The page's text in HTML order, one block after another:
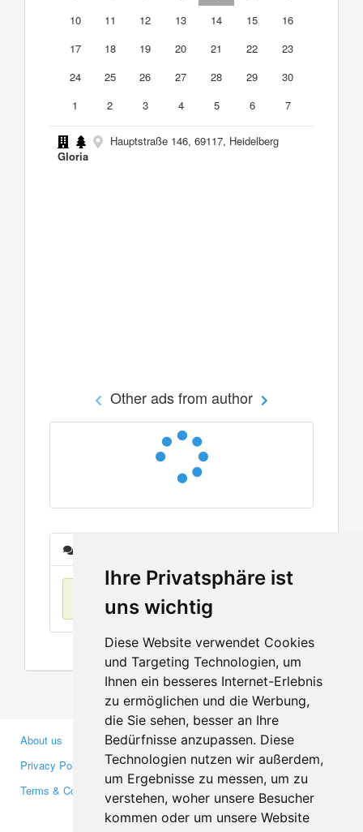
Ihre Privatsphäre ist
uns wichtig
Diese Website verwendet Cookies
und Targeting Technologien, um
Ihnen ein besseres Internet-Erlebnis
zu ermöglichen und die Werbung,
die Sie sehen, besser an Ihre
Bedürfnisse anzupassen. Diese
Technologien nutzen wir außerdem,
um Ergebnisse zu messen, um zu
verstehen, woher unsere Besucher
kommen oder um unsere Website
10
11 12 13 14 15
16
17
18 19 20 21 22
23
24
25 26 27 28 29
30
1
2 3 4 5 6 7
Hauptstraße 146, 69117, Heidelberg
Gloria
Other ads from author
No items found
About us
Privacy Policy
Terms & Conditions
Business Partners
Investors
Media